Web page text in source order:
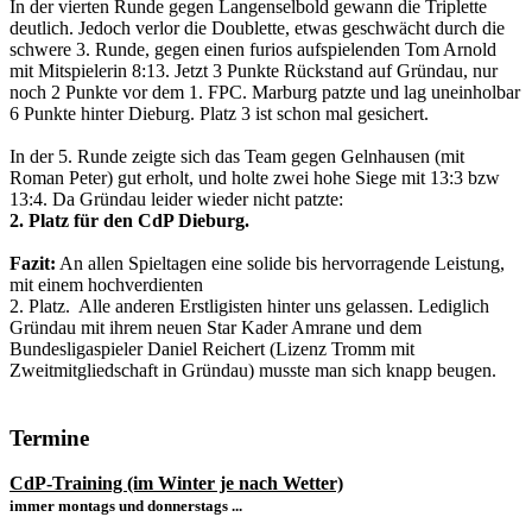
In der vierten Runde gegen Langenselbold gewann die Triplette
deutlich. Jedoch verlor die Doublette, etwas geschwächt durch die
schwere 3. Runde, gegen einen furios aufspielenden Tom Arnold
mit Mitspielerin 8:13. Jetzt 3 Punkte Rückstand auf Gründau, nur
noch 2 Punkte vor dem 1. FPC. Marburg patzte und lag uneinholbar
6 Punkte hinter Dieburg. Platz 3 ist schon mal gesichert.
In der 5. Runde zeigte sich das Team gegen Gelnhausen (mit
Roman Peter) gut erholt, und holte zwei hohe Siege mit 13:3 bzw
13:4. Da Gründau leider wieder nicht patzte:
2. Platz für den CdP Dieburg.
Fazit: An allen Spieltagen eine solide bis hervorragende Leistung,
mit einem hochverdienten
2. Platz. Alle anderen Erstligisten hinter uns gelassen. Lediglich
Gründau mit ihrem neuen Star Kader Amrane und dem
Bundesligaspieler Daniel Reichert (Lizenz Tromm mit
Zweitmitgliedschaft in Gründau) musste man sich knapp beugen.
Termine
CdP-Training (im Winter je nach Wetter)
immer montags und donnerstags ...